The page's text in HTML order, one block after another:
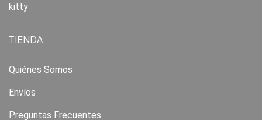
kitty
TIENDA
Quiénes Somos
Envíos
Preguntas Frecuentes